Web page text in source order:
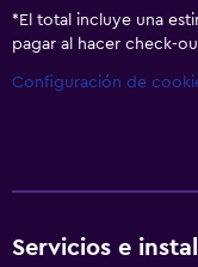
* El total incluye una
pagar al hacer check-
Configuración de
Servicios e